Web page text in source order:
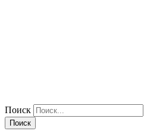
Поиск
Поиск